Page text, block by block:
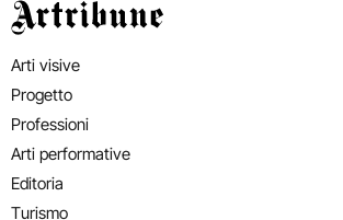
Artribune
Arti visive
Progetto
Professioni
Arti performative
Editoria
Turismo